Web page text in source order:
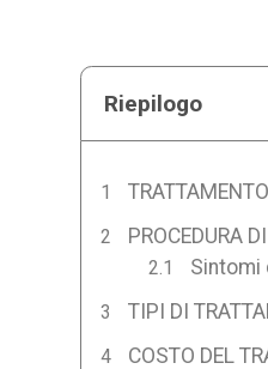
Riepilogo
PROCEDURA
Sintomi
TIPI DI
COSTO DEL